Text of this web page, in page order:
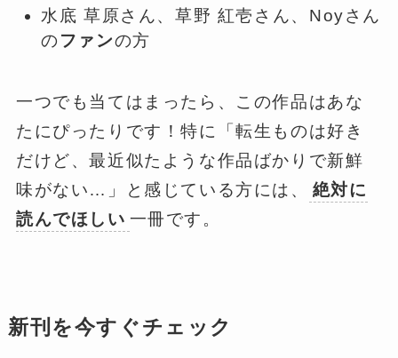
水底 草原さん、草野 紅壱さん、Noyさん
のファンの方
一つでも当てはまったら、この作品はあな
たにぴったりです！特に「転生ものは好き
だけど、最近似たような作品ばかりで新鮮
味がない…」と感じている方には、
絶対に
読んでほしい 一冊です。
新刊を今すぐチェック